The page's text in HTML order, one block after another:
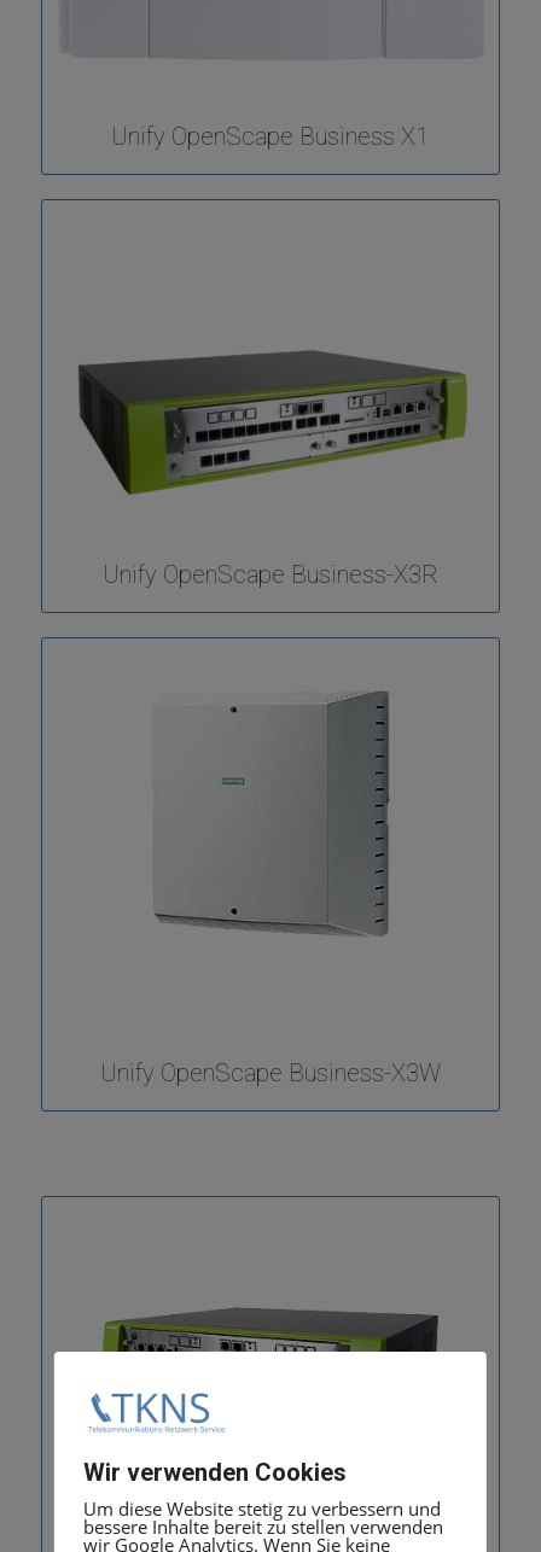
Unify OpenScape Business X1
Unify OpenScape Business-X3R
Unify OpenScape Business-X3W
Wir verwenden Cookies
Um diese Website stetig zu verbessern und
bessere Inhalte bereit zu stellen verwenden
wir Google Analytics. Wenn Sie keine